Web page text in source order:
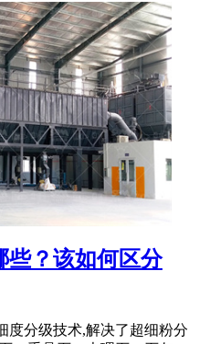
些？该如何区分
度分级技术,解决了超细粉分